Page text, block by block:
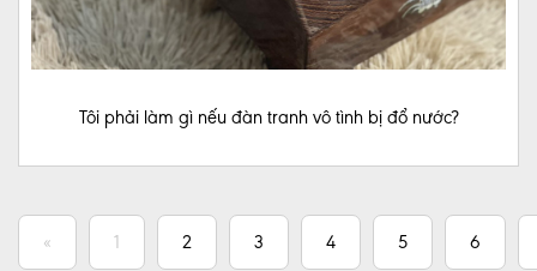
Tôi phải làm gì nếu đàn tranh vô tình bị đổ nước?
« 1 2 3 4 5 6